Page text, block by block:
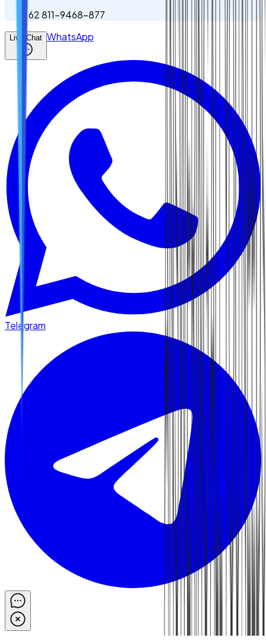
62 811-9468-877
Live Chat WhatsApp
Telegram